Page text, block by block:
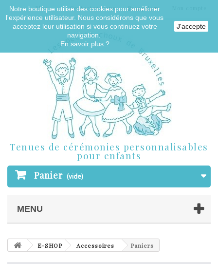
Français
Contactez-nous
Blog
Panier (vide)
Tenues de cérémonies personnalisables
pour enfants
MENU
E-SHOP Accessoires Paniers
Notre boutique utilise des cookies pour améliorer
l'expérience utilisateur. Nous considérons que vous
acceptez leur utilisation si vous continuez votre
navigation.
En savoir plus ?
J'accepte